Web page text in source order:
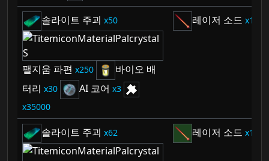
솔라이트 주괴 50
팰지움 파편 250
바이오 배
터리
30 AI 코어
3
35000
레이저 소드 1
솔라이트 주괴 62 레이저 소드 1